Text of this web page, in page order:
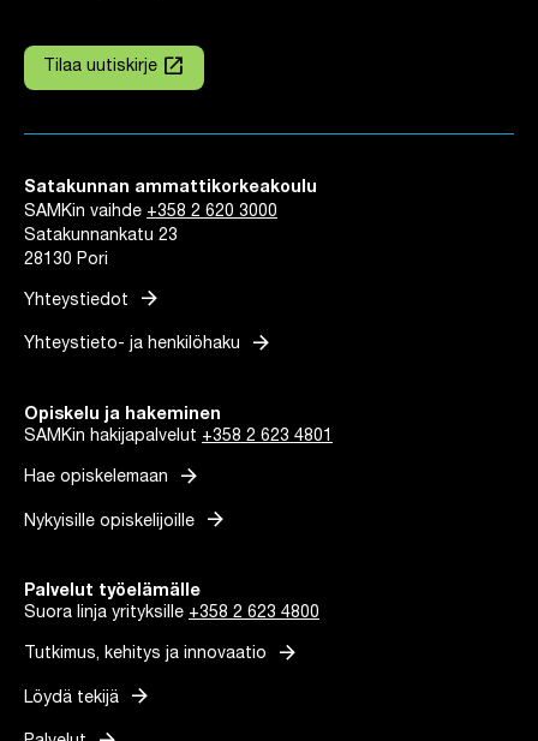
Tilaa uutiskirje
Linkki avautuu uuteen välilehteen
launch
Satakunnan ammattikorkeakoulu
SAMKin vaihde +358 2 620 3000
Satakunnankatu 23
28130 Pori
Yhteystiedot arrow_forward
Yhteystieto- ja henkilöhaku arrow_forward
Opiskelu ja hakeminen
SAMKin hakijapalvelut +358 2 623 4801
Hae opiskelemaan arrow_forward
Nykyisille opiskelijoille arrow_forward
Palvelut työelämälle
Suora linja yrityksille +358 2 623 4800
Tutkimus, kehitys ja innovaatio arrow_forward
Löydä tekijä arrow_forward